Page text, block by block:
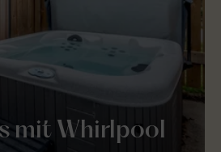
mit Whirlpool